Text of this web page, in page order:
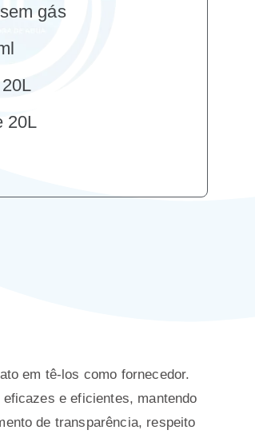
gás
20L
em tê-los como fornecedor.
eficazes e eficientes, mantendo
de transparência, respeito